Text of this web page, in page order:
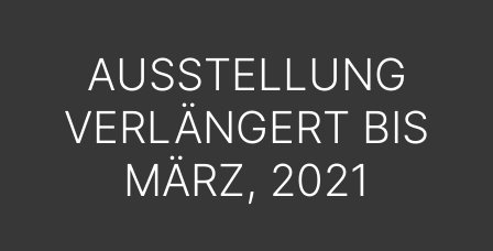
AUSSTELLUNG
VERLÄNGERT BIS
MÄRZ, 2021